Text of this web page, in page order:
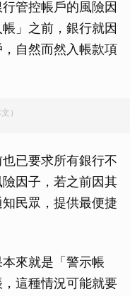
管控帳戶的風險因
」之前，銀行就因
自然而然入帳款項
）
已要求所有銀行不
因子，若之前因其
民眾，提供最便捷
來就是「警示帳
這種情況可能就要